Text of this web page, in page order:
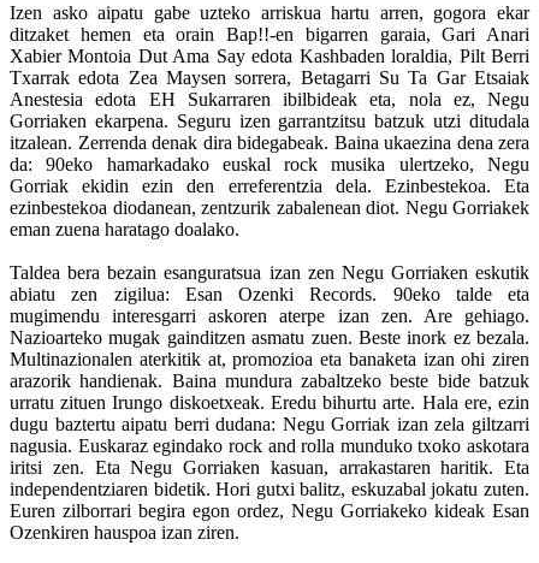
Izen asko aipatu gabe uzteko arriskua hartu arren, gogora ekar
ditzaket hemen eta orain Bap!!-en bigarren garaia, Gari Anari
Xabier Montoia Dut Ama Say edota Kashbaden loraldia, Pilt Berri
Txarrak edota Zea Maysen sorrera, Betagarri Su Ta Gar Etsaiak
Anestesia edota EH Sukarraren ibilbideak eta, nola ez, Negu
Gorriaken ekarpena. Seguru izen garrantzitsu batzuk utzi ditudala
itzalean. Zerrenda denak dira bidegabeak. Baina ukaezina dena zera
da: 90eko hamarkadako euskal rock musika ulertzeko, Negu
Gorriak ekidin ezin den erreferentzia dela. Ezinbestekoa. Eta
ezinbestekoa diodanean, zentzurik zabalenean diot. Negu Gorriakek
eman zuena haratago doalako.
Taldea bera bezain esanguratsua izan zen Negu Gorriaken eskutik
abiatu zen zigilua: Esan Ozenki Records. 90eko talde eta
mugimendu interesgarri askoren aterpe izan zen. Are gehiago.
Nazioarteko mugak gainditzen asmatu zuen. Beste inork ez bezala.
Multinazionalen aterkitik at, promozioa eta banaketa izan ohi ziren
arazorik handienak. Baina mundura zabaltzeko beste bide batzuk
urratu zituen Irungo diskoetxeak. Eredu bihurtu arte. Hala ere, ezin
dugu baztertu aipatu berri dudana: Negu Gorriak izan zela giltzarri
nagusia. Euskaraz egindako rock and rolla munduko txoko askotara
iritsi zen. Eta Negu Gorriaken kasuan, arrakastaren haritik. Eta
independentziaren bidetik. Hori gutxi balitz, eskuzabal jokatu zuten.
Euren zilborrari begira egon ordez, Negu Gorriakeko kideak Esan
Ozenkiren hauspoa izan ziren.